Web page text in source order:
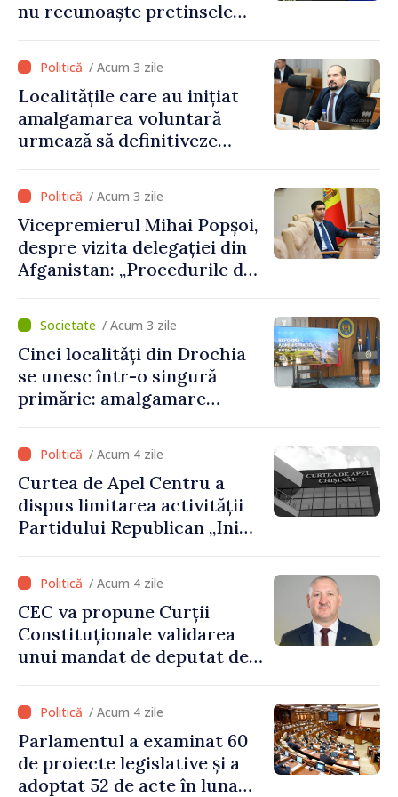
nu recunoaște pretinsele
de structurile de la Tiraspol
în raioanele de est”
/ Acum 3 zile
Localitățile care au inițiat
amalgamarea voluntară
urmează să definitiveze
parcursul lunii august
/ Acum 3 zile
Vicepremierul Mihai Popșoi,
despre vizita delegației din
Afganistan: „Procedurile de
respectate întocmai. Nu s-
au constatat încălcări ale
prevederilor legale”
/ Acum 3 zile
Cinci localități din Drochia
se unesc într-o singură
primărie: amalgamare
stimulente de peste 28 de
milioane de lei oferite de
Guvern
/ Acum 4 zile
Curtea de Apel Centru a
dispus limitarea activității
Partidului Republican „Inima
/ Acum 4 zile
CEC va propune Curții
Constituționale validarea
unui mandat de deputat de
/ Acum 4 zile
Parlamentul a examinat 60
de proiecte legislative și a
adoptat 52 de acte în luna